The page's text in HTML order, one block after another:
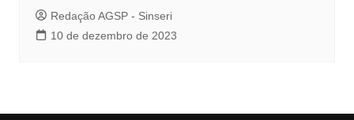
Redação AGSP - Sinseri
10 de dezembro de 2023